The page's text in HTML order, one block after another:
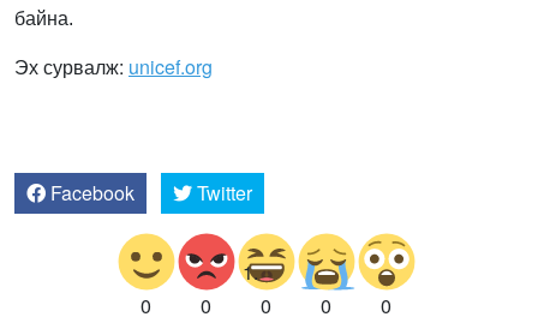
байна.
Эх сурвалж: unicef.org
Facebook Twitter
0 0 0 0 0